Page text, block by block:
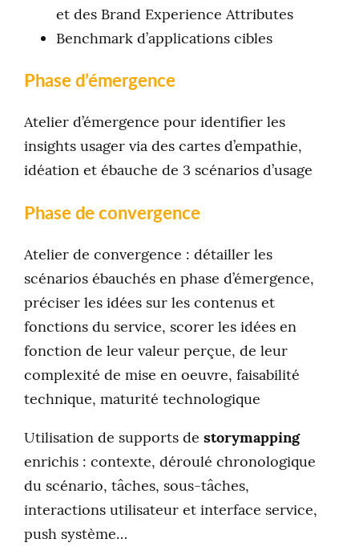
et des Brand Experience Attributes
Benchmark d’applications cibles
Phase d’émergence
Atelier d’émergence pour identifier les
insights usager via des cartes d’empathie,
idéation et ébauche de 3 scénarios d’usage
Phase de convergence
Atelier de convergence : détailler les
scénarios ébauchés en phase d’émergence,
préciser les idées sur les contenus et
fonctions du service, scorer les idées en
fonction de leur valeur perçue, de leur
complexité de mise en oeuvre, faisabilité
technique, maturité technologique
Utilisation de supports destorymapping
enrichis : contexte, déroulé chronologique
du scénario, tâches, sous-tâches,
interactions utilisateur et interface service,
push système…